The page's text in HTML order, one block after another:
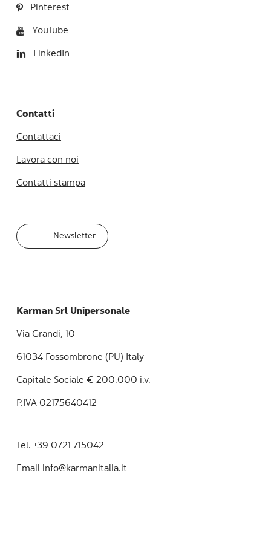
Pinterest
YouTube
LinkedIn
Contatti
Contattaci
Lavora con noi
Contatti stampa
Newsletter
Karman Srl Unipersonale
Via Grandi, 10
61034 Fossombrone (PU) Italy
Capitale Sociale € 200.000 i.v.
P.IVA 02175640412
Tel.+39 0721 715042
Email info@karmanitalia.it